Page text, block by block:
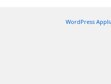
WordPress